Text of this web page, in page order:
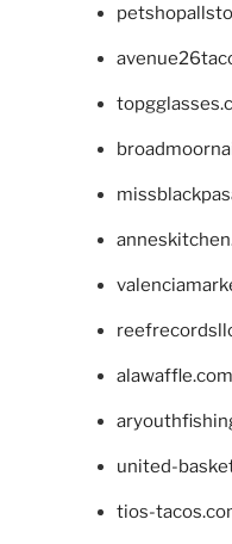
alawaffle.com
united-
tios-